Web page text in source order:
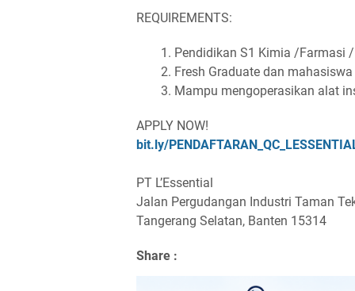
REQUIREMENTS:
Pendidikan S1 Kimia /Farmasi
Fresh Graduate dan
Mampu mengoperasikan alat
APPLY NOW!
bit.ly/
PT L’Essential
Jalan Pergudangan Industri Taman
Tangerang Selatan, Banten 15314
Share :